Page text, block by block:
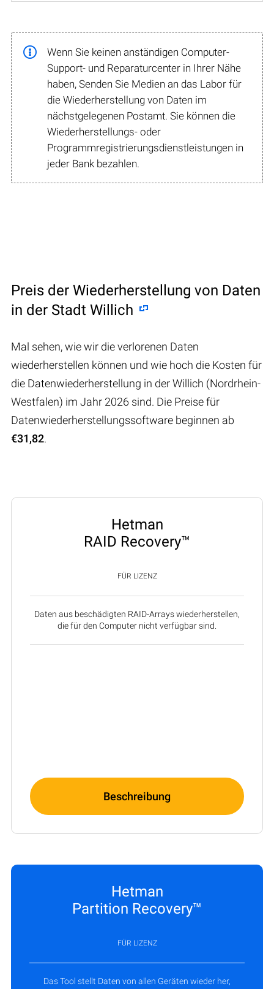
Wenn Sie keinen anständigen Computer-
Support- und Reparaturcenter in Ihrer Nähe
haben, Senden Sie Medien an das Labor für
die Wiederherstellung von Daten im
nächstgelegenen Postamt. Sie können die
Wiederherstellungs- oder
Programmregistrierungsdienstleistungen in
jeder Bank bezahlen.
Preis der Wiederherstellung von Daten
in der Stadt Willich
Mal sehen, wie wir die verlorenen Daten
wiederherstellen können und wie hoch die Kosten für
die Datenwiederherstellung in der Willich (Nordrhein-
Westfalen) im Jahr 2026 sind. Die Preise für
Datenwiederherstellungssoftware beginnen ab
€31,82.
Hetman
RAID Recovery™
FÜR LIZENZ
Daten aus beschädigten RAID-Arrays wiederherstellen,
die für den Computer nicht verfügbar sind.
Beschreibung
Hetman
Partition Recovery™
FÜR LIZENZ
Das Tool stellt Daten von allen Geräten wieder her,